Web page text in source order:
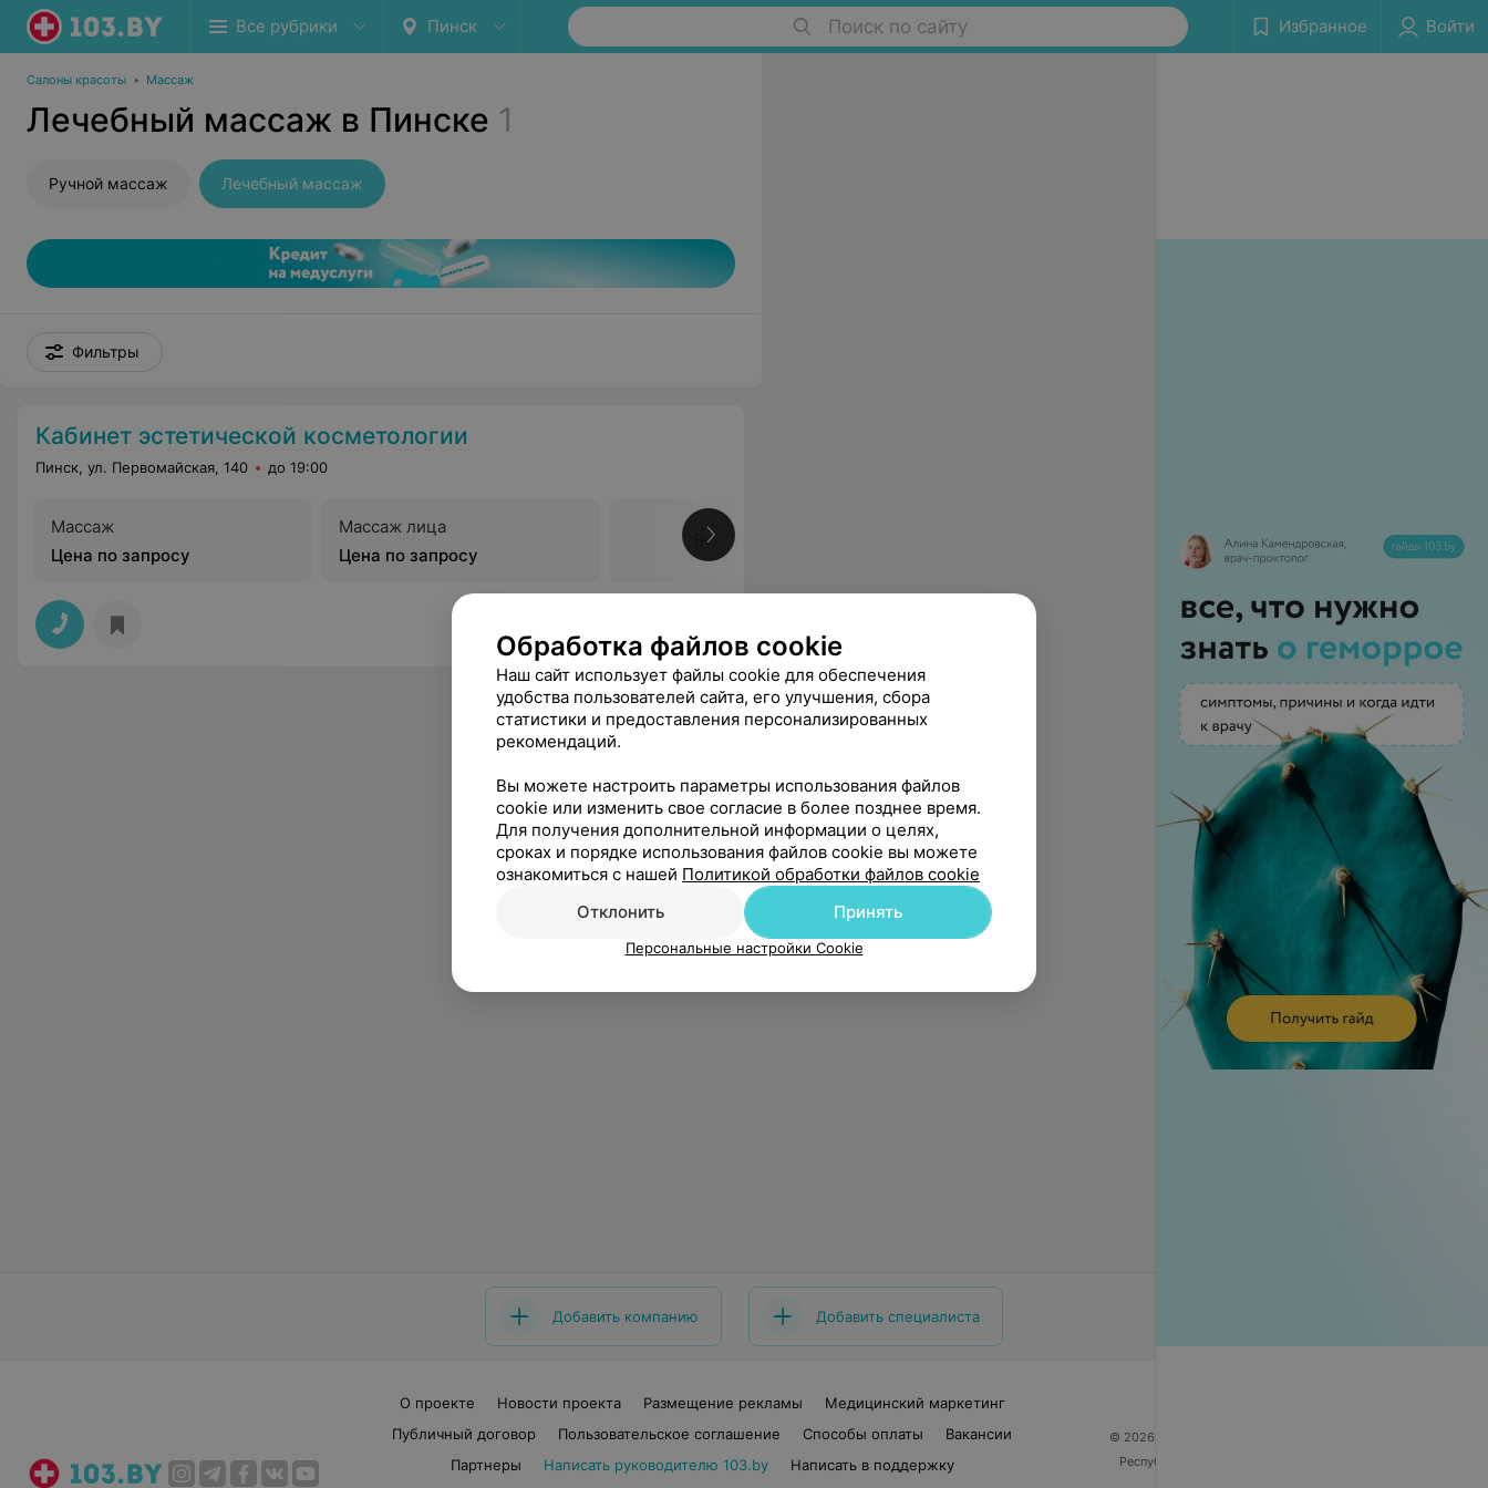
Все рубрики Пинск Поиск по сайту Избранное Войти
Салоны красоты • Массаж
Лечебный массаж в Пинске 1
Ручной массаж Лечебный массаж
Фильтры
Кабинет эстетической косметологии
Пинск, ул. Первомайская, 140 до 19:00
Массаж
Цена по запросу
Массаж лица
Цена по запросу
Все цены
Добавить компанию Добавить специалиста
О проекте Новости проекта Размещение рекламы
Медицинский маркетинг
Публичный договор
Пользовательское соглашение Способы оплаты
Вакансии
Партнеры
Написать руководителю 103.by
Написать в поддержку
© 2026 ООО «Артокс Лаб», УНП 191700409
Республика Беларусь, г. Минск, улица Толбухина, 2,
Обработка файлов cookie
Наш сайт использует файлы cookie для обеспечения
удобства пользователей сайта, его улучшения, сбора
статистики и предоставления персонализированных
рекомендаций.
Вы можете настроить параметры использования файлов
cookie или изменить свое согласие в более позднее время.
Для получения дополнительной информации о целях,
сроках и порядке использования файлов cookie вы можете
ознакомиться с нашей Политикой обработки файлов cookie
Отклонить
Принять
Персональные настройки Cookie